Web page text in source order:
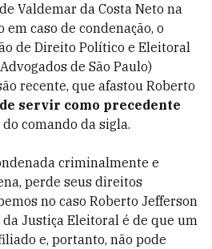
Valdemar da Costa Neto na
caso de condenação, o
de Direito Político e Eleitoral
de São Paulo)
recente, que afastou Roberto
servir como precedente
comando da sigla.
criminalmente e
perde seus direitos
no caso Roberto Jefferson
Justiça Eleitoral é de que um
e, portanto, não pode